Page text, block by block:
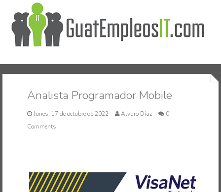
Inicio
Analista Programador Mobile
lunes, 17 de octubre de 2022 Alvaro Díaz
0
Comments